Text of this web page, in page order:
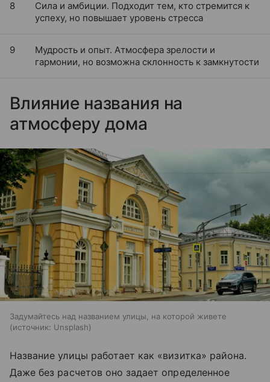
8
Сила и амбиции. Подходит тем, кто стремится к
успеху, но повышает уровень стресса
9
Мудрость и опыт. Атмосфера зрелости и
гармонии, но возможна склонность к замкнутости
Влияние названия на
атмосферу дома
Задумайтесь над названием улицы, на которой живете
источник: Unsplash
Название улицы работает как «визитка» района.
Даже без расчетов оно задает определенное